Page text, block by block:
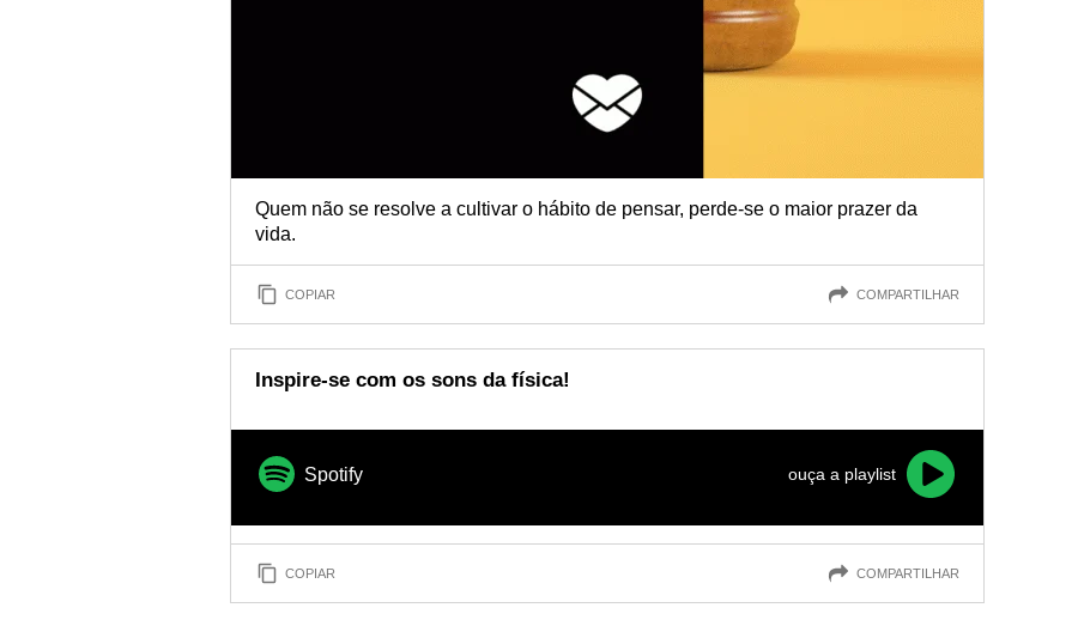
Quem não se resolve a cultivar o hábito de pensar, perde-se o maior prazer da
vida.
COPIAR COMPARTILHAR
Inspire-se com os sons da física!
Spotify ouça a playlist
COPIAR COMPARTILHAR